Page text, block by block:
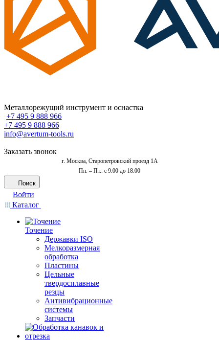
Металлорежущий инструмент и оснастка
+7 495 9 888 966
+7 495 9 888 966
info@avertum-tools.ru
Заказать звонок
г. Москва, Старопетровский проезд 1А
Пн. – Пт.: с 9:00 до 18:00
Поиск
Войти
Каталог
Точение
Державки ISO
Мелкоразмерная
обработка
Пластины
Цельные
твердосплавные
резцы
Антивибрационные
системы
Запчасти